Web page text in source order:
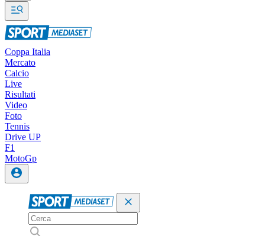
Coppa Italia
Mercato
Calcio
Live
Risultati
Video
Foto
Tennis
Drive UP
F1
MotoGp